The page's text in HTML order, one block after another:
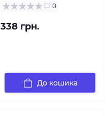
0
338 грн.
До кошика